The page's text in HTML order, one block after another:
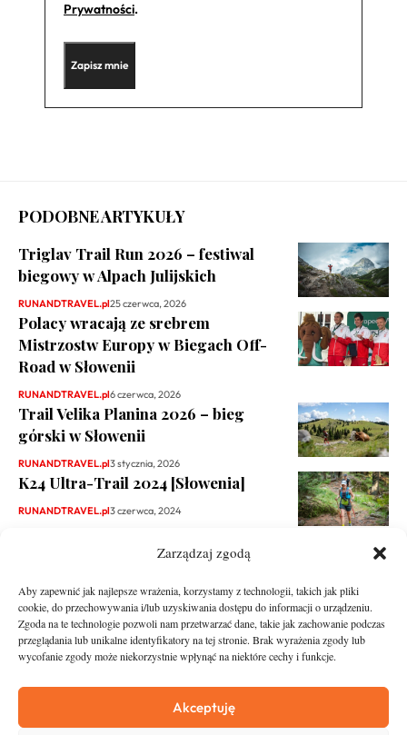
Zarządzaj zgodą
Aby zapewnić jak najlepsze wrażenia, korzystamy z technologii, takich jak pliki
cookie, do przechowywania i/lub uzyskiwania dostępu do informacji o urządzeniu.
Zgoda na te technologie pozwoli nam przetwarzać dane, takie jak zachowanie podczas
przeglądania lub unikalne identyfikatory na tej stronie. Brak wyrażenia zgody lub
wycofanie zgody może niekorzystnie wpłynąć na niektóre cechy i funkcje.
Akceptuję
Prywatności.
PODOBNE ARTYKUŁY
Triglav Trail Run 2026 – festiwal
biegowy w Alpach Julijskich
RUNANDTRAVEL.pl25 czerwca, 2026
Polacy wracają ze srebrem
Mistrzostw Europy w Biegach Off-
Road w Słowenii
RUNANDTRAVEL.pl6 czerwca, 2026
Trail Velika Planina 2026 – bieg
górski w Słowenii
RUNANDTRAVEL.pl3 stycznia, 2026
K24 Ultra-Trail 2024 [Słowenia]
RUNANDTRAVEL.pl3 czerwca, 2024
Asfalt
O nas
Zostań Patronem